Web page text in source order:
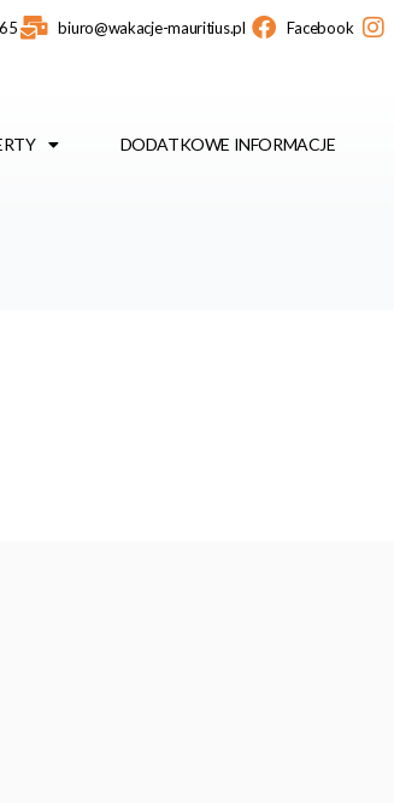
biuro@wakacje-mauritius.pl Facebook
DODATKOWE INFORMACJE